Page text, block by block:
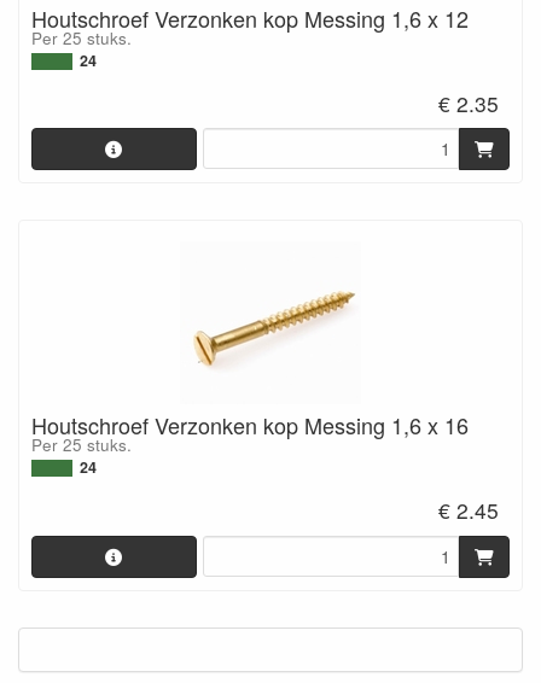
Houtschroef Verzonken kop Messing 1,6 x 12
Per 25 stuks.
24
€ 2.35
Houtschroef Verzonken kop Messing 1,6 x 16
Per 25 stuks.
24
€ 2.45